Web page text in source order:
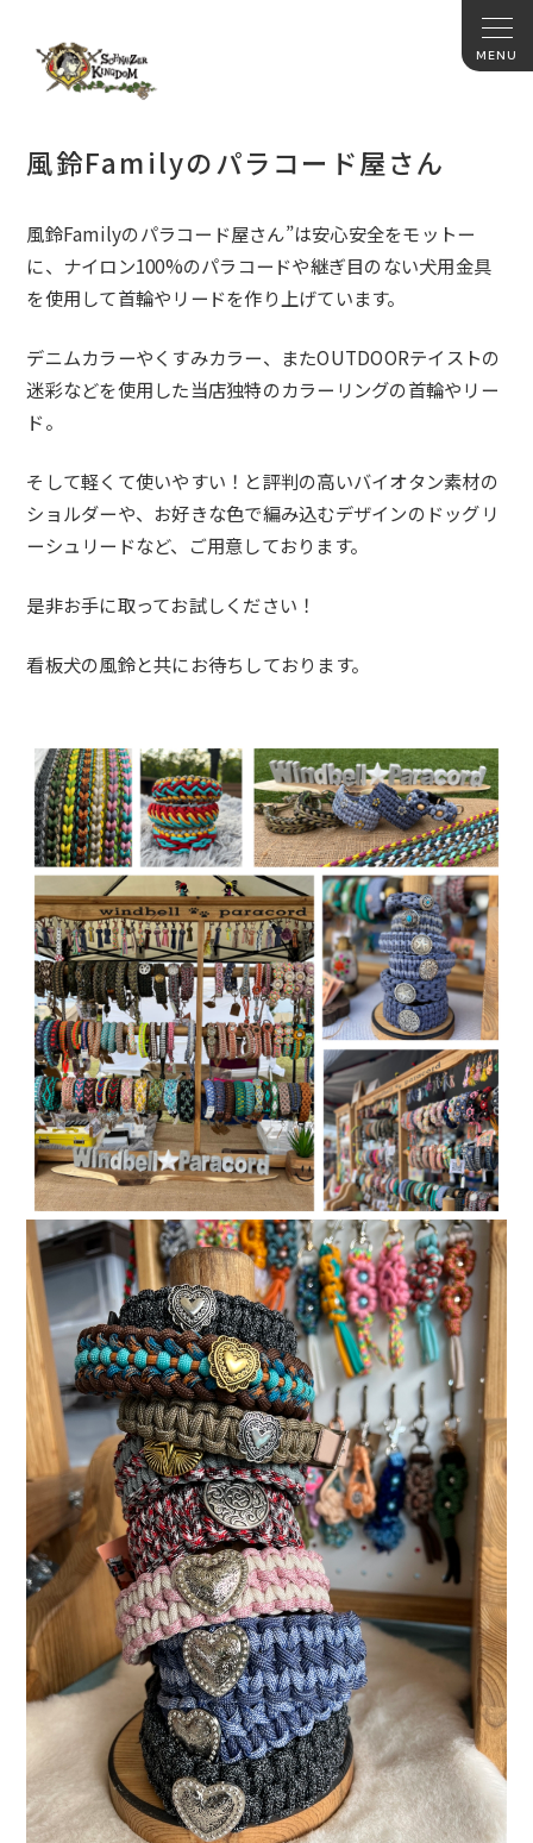
風鈴Familyのパラコード屋さん
風鈴Familyのパラコード屋さん”は安心安全をモットー
に、ナイロン100%のパラコードや継ぎ目のない犬用金具
を使用して首輪やリードを作り上げています。
デニムカラーやくすみカラー、
またOUTDOORテイストの
迷彩などを使用した当店独特のカラーリングの首輪やリー
ド。
そして軽くて使いやすい！ と評判の高いバイオタン素材の
ショルダーや、 お好きな色で編み込むデザインのドッグリ
ーシュリードなど、
ご用意しております。
是非お手に取ってお試しください！
看板犬の風鈴と共にお待ちしております。